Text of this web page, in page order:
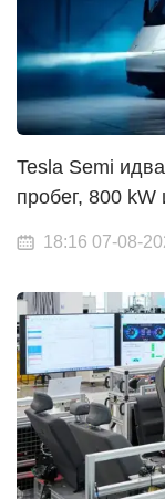
Tesla Semi
пробег, 800
18:16 07-08-